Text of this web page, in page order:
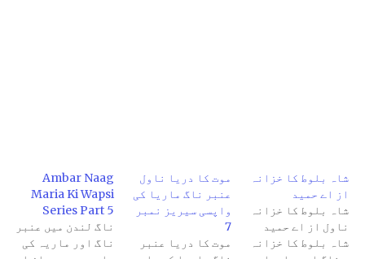
Ambar Naag
Maria Ki Wapsi
Series Part 5
ناگ لندن میں عنبر
ناگ اور ماریہ کی
موت کا دریا ناول
عنبر ناگ ماریا کی
واپسی سیریز نمبر
7
موت کا دریا عنبر
شاہ بلوط کا خزانہ
از اے حمید
شاہ بلوط کا خزانہ
ناول از اے حمید
شاہ بلوط کا خزانہ